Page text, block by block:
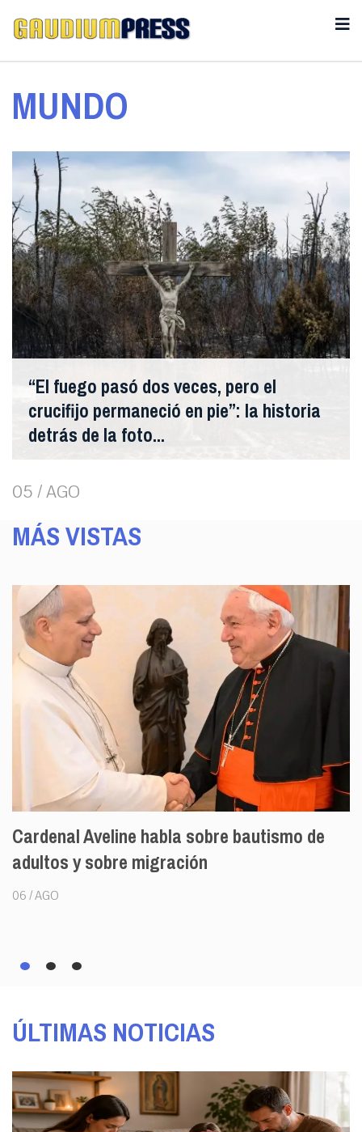
MUNDO
“El fuego pasó dos veces, pero el
crucifijo permaneció en pie”: la historia
detrás de la foto...
05 / AGO
MÁS VISTAS
Cardenal Aveline habla sobre bautismo de
adultos y sobre migración
06 / AGO
ÚLTIMAS NOTICIAS